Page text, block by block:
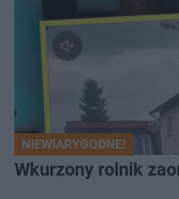
NIEWIARYGODNE!
Wkurzony rolnik